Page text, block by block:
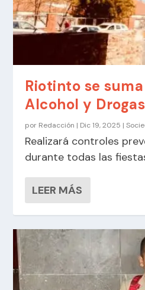
Riotinto se
Alcohol y Drogas
por Redacción | Dic 19, 2025 |
Realizará controles
durante todas las
LEER MÁS